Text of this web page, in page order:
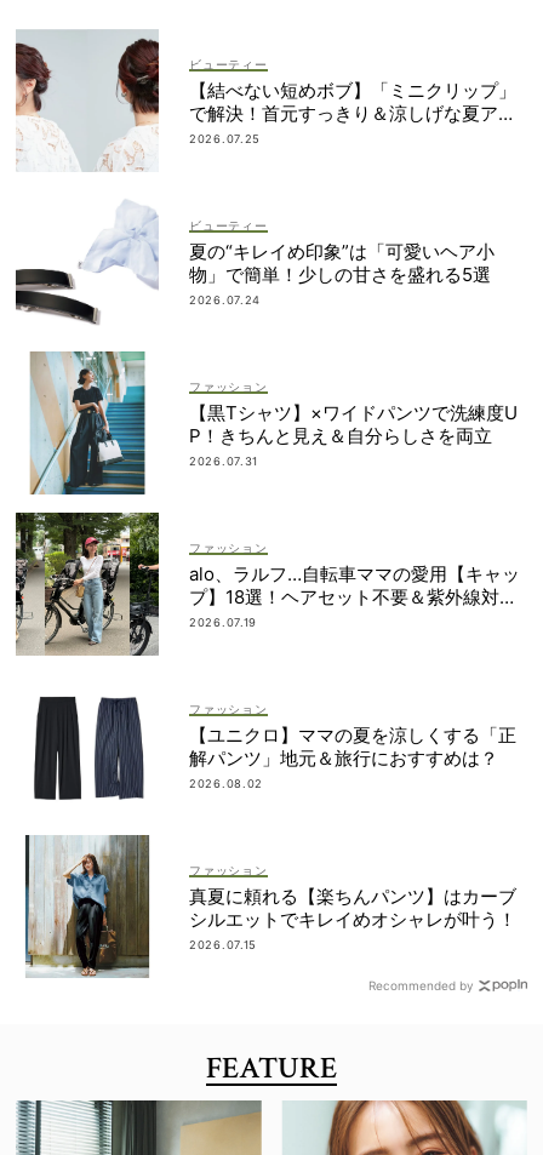
ビューティー
【結べない短めボブ】「ミニクリップ」
で解決！首元すっきり＆涼しげな夏アレ
ンジ
2026.07.25
ビューティー
夏の“キレイめ印象”は「可愛いヘア小
物」で簡単！少しの甘さを盛れる5選
2026.07.24
ファッション
【黒Tシャツ】×ワイドパンツで洗練度U
P！きちんと見え＆自分らしさを両立
2026.07.31
ファッション
alo、ラルフ…自転車ママの愛用【キャッ
プ】18選！ヘアセット不要＆紫外線対策
にも
2026.07.19
ファッション
【ユニクロ】ママの夏を涼しくする「正
解パンツ」地元＆旅行におすすめは？
2026.08.02
ファッション
真夏に頼れる【楽ちんパンツ】はカーブ
シルエットでキレイめオシャレが叶う！
2026.07.15
Recommended by
FEATURE